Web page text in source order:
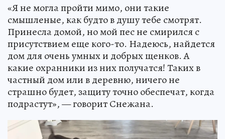
«Я не могла пройти мимо, они такие
смышленые, как будто в душу тебе смотрят.
Принесла домой, но мой пес не смирился с
присутствием еще кого-то. Надеюсь, найдется
дом для очень умных и добрых щенков. А
какие охранники из них получатся! Таких в
частный дом или в деревню, ничего не
страшно будет, защиту точно обеспечат, когда
подрастут», — говорит Снежана.